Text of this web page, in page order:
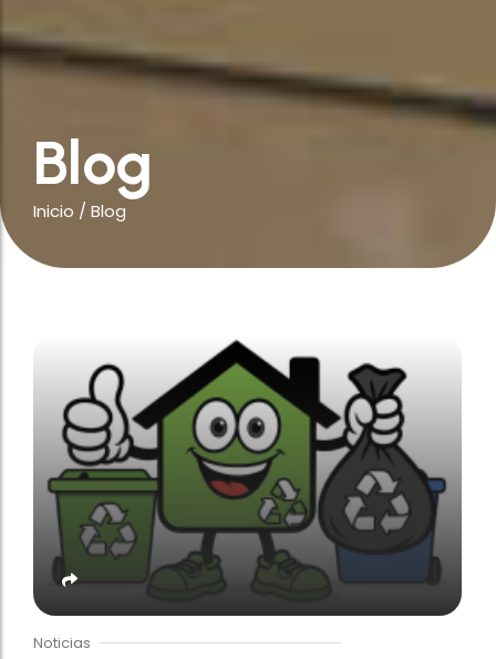
Blog
Inicio / Blog
Noticias